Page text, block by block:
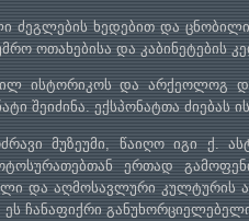
ძეგლების ხედებით და
ოთახებისა და კაბინეტების
ისტორიკოს და არქეოლოგ დ.
შეიძინა. ექსპონატთა
მუზეუმი, წაიღო იგი ქ.
ერთად
და აღმოსავლური კულტურის
ეს ჩანაფიქრი